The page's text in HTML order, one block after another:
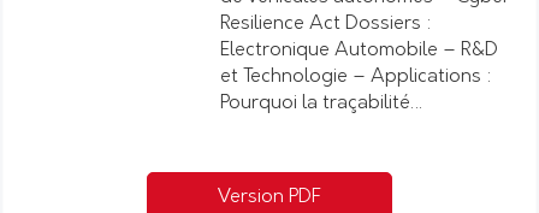
Resilience Act Dossiers :
Electronique Automobile – R&D
et Technologie – Applications :
Pourquoi la traçabilité…
Version PDF